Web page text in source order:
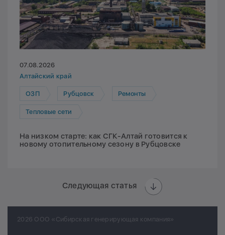
07.08.2026
Алтайский край
ОЗП Рубцовск Ремонты
Тепловые сети
На низком старте: как СГК-Алтай готовится к
новому отопительному сезону в Рубцовске
Следующая статья
2026 ООО «Сибирская генерирующая компания»